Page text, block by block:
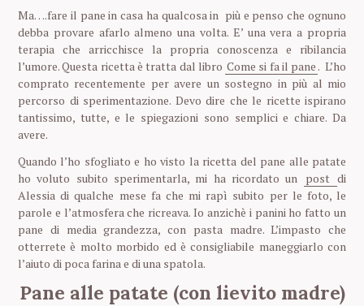
Ma….fare il pane in casa ha qualcosa in più e penso che ognuno
debba provare afarlo almeno una volta. E’ una vera a propria
terapia che arricchisce la propria conoscenza e ribilancia
l’umore. Questa ricetta è tratta dal libro Come si fa il pane . L’ho
comprato recentemente per avere un sostegno in più al mio
percorso di sperimentazione. Devo dire che le ricette ispirano
tantissimo, tutte, e le spiegazioni sono semplici e chiare. Da
avere.
Quando l’ho sfogliato e ho visto la ricetta del pane alle patate
ho voluto subito sperimentarla, mi ha ricordato un post di
Alessia di qualche mese fa che mi rapì subito per le foto, le
parole e l’atmosfera che ricreava. Io anzichè i panini ho fatto un
pane di media grandezza, con pasta madre. L’impasto che
otterrete è molto morbido ed è consigliabile maneggiarlo con
l’aiuto di poca farina e di una spatola.
Pane alle patate (con lievito madre)